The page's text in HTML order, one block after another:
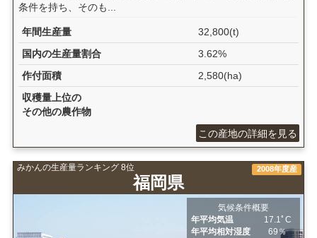
条件を持ち、そのも...
年間生産量
32,800(t)
国内の生産量割合
3.62%
作付面積
2,580(ha)
収穫量上位の
その他の農作物
この産地の詳細を見る
みかんの生産量ランキング 8位
福岡県
2008年度産
気候条件概要
年平均気温
17.1ﾟC
年平均相対湿度
69％